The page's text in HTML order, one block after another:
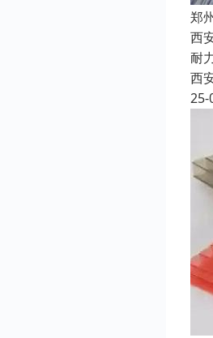
郑
西
耐
西
25-